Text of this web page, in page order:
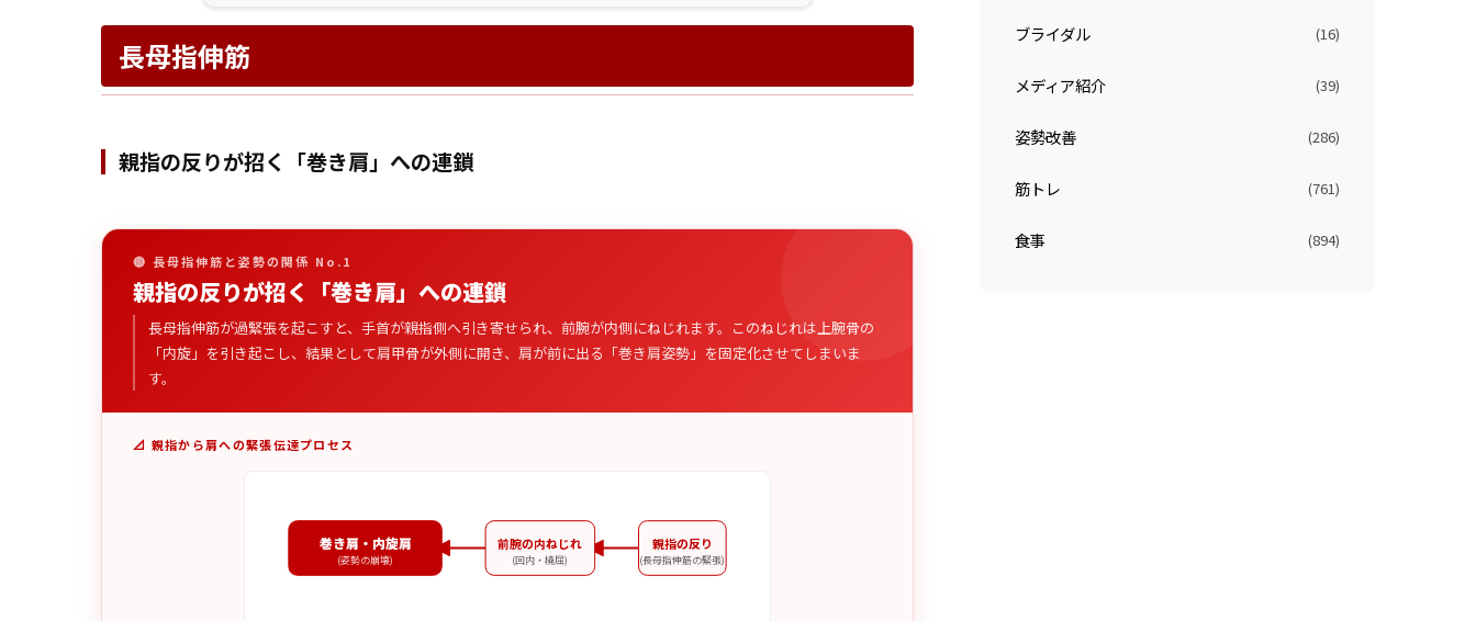
長母指伸筋
親指の反りが招く「巻き肩」への連鎖
🔴 長母指伸筋と姿勢の関係 No.1
親指の反りが招く「巻き肩」への連鎖
長母指伸筋が過緊張を起こすと、手首が親指側へ引き寄せられ、前腕が内側にねじれます。このねじれは上腕骨の
「内旋」を引き起こし、結果として肩甲骨が外側に開き、肩が前に出る「巻き肩姿勢」を固定化させてしまいま
す。
📐 親指から肩への緊張伝達プロセス
親指の反り
(長母指伸筋の緊張)
前腕の内ねじれ
(回内・橈屈)
巻き肩・内旋肩
(姿勢の崩壊)
ブライダル (16)
メディア紹介 (39)
姿勢改善 (286)
筋トレ (761)
食事 (894)